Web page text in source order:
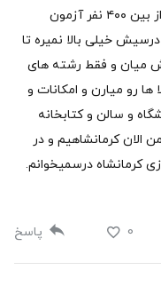
باشه چون در این مدارس برای ورودنه تنها از بین ۴٠٠ نفر آزمون
سطح درسیش خیلی بالا نمیره تا
میان و فقط رشته های
رو میارن و امکانات و
و سالن و کتابخانه
الان کرمانشاهیم و در
کرمانشاه درسمیخوانم.
0 پاسخ